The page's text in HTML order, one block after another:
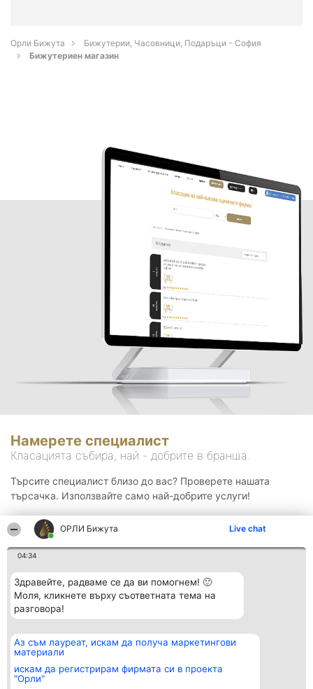
ОРЛИ Бижута Live chat
04:34
Здравейте, радваме се да ви помогнем! 🙂
Моля, кликнете върху съответната тема на
разговора!
Аз съм лауреат, искам да получа маркетингови
материали
искам да регистрирам фирмата си в проекта
"Орли"
Орли Бижута
Бижутерии, Часовници, Подаръци - София
Бижутериен магазин
Намерете специалист
Класацията събира, най - добрите в бранша.
Търсите специалист близо до вас? Проверете нашата
търсачка. Използвайте само най-добрите услуги!
Организатор на
класиране
BulevardulAleea Timișul De
Sus Nr. 2, Bl. A30, Sc. A, Et.
Класация
всички
Контакти